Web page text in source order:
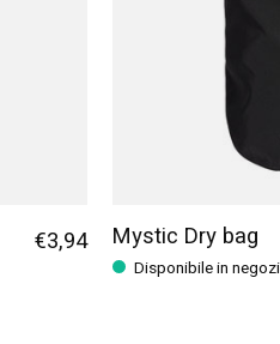
€3,94 Mystic Dry bag
Disponibile in